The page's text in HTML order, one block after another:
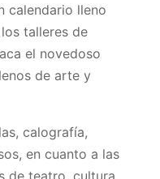
calendario lleno
talleres de
el novedoso
de arte y
calografía,
en cuanto a las
de teatro, cultura,